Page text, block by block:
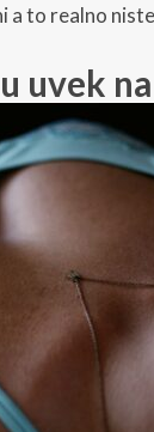
a to realno
uvek na